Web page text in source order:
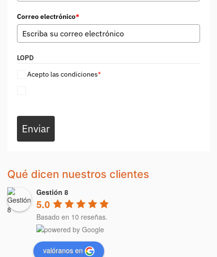
Correo electrónico*
LOPD
Acepto las condiciones*
Enviar
Qué dicen nuestros clientes
Gestión 8
5.0
Basado en 10 reseñas.
valóranos en